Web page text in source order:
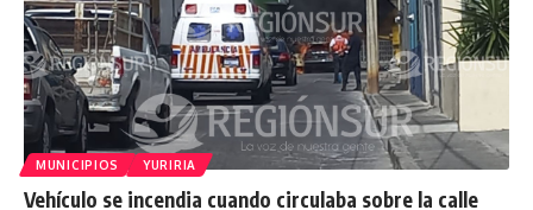
MUNICIPIOS YURIRIA
Vehículo se incendia cuando circulaba sobre la calle